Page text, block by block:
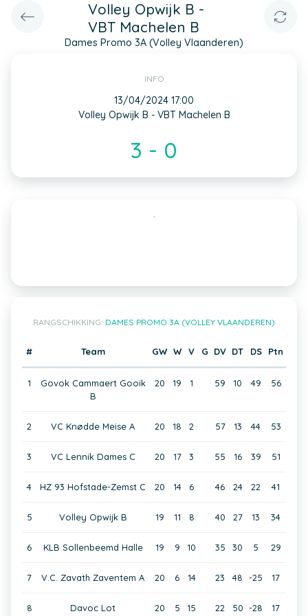
Volley Opwijk B -
VBT Machelen B
Dames Promo 3A (Volley Vlaanderen)
INFO
13/04/2024 17:00
Volley Opwijk B - VBT Machelen B
3 - 0
,
RANGSCHIKKING: DAMES PROMO 3A (VOLLEY VLAANDEREN)
# Team GW W V G DV DT DS Ptn
1
Govok Cammaert Gooik
B
20 19 1 59 10 49 56
2 VC Knødde Meise A 20 18 2 57 13 44 53
3 VC Lennik Dames C 20 17 3 55 16 39 51
4 HZ 93 Hofstade-Zemst C 20 14 6 46 24 22 41
5 Volley Opwijk B 19 11 8 40 27 13 34
6 KLB Sollenbeemd Halle 19 9 10 35 30 5 29
7 V.C. Zavath Zaventem A 20 6 14 23 48 -25 17
8 Davoc Lot 20 5 15 22 50 -28 17